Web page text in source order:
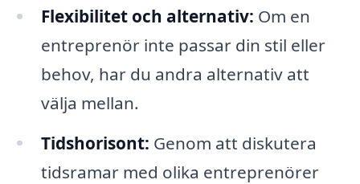
Flexibilitet och alternativ: Om en
entreprenör inte passar din stil eller
behov, har du andra alternativ att
välja mellan.
Tidshorisont: Genom att diskutera
tidsramar med olika entreprenörer